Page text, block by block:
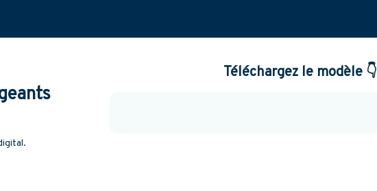
Téléchargez le modèle 👇